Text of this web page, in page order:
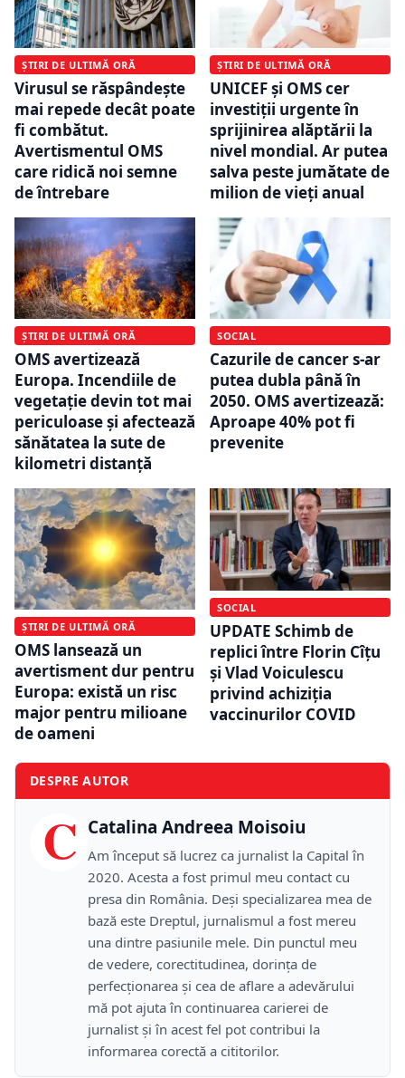
ȘTIRI DE ULTIMĂ ORĂ
Virusul se răspândește
mai repede decât poate
fi combătut.
Avertismentul OMS
care ridică noi semne
de întrebare
ȘTIRI DE ULTIMĂ ORĂ
UNICEF și OMS cer
investiții urgente în
sprijinirea alăptării la
nivel mondial. Ar putea
salva peste jumătate de
milion de vieți anual
ȘTIRI DE ULTIMĂ ORĂ
OMS avertizează
Europa. Incendiile de
vegetație devin tot mai
periculoase și afectează
sănătatea la sute de
kilometri distanță
SOCIAL
Cazurile de cancer s-ar
putea dubla până în
2050. OMS avertizează:
Aproape 40% pot fi
prevenite
ȘTIRI DE ULTIMĂ ORĂ
OMS lansează un
avertisment dur pentru
Europa: există un risc
major pentru milioane
de oameni
SOCIAL
UPDATE Schimb de
replici între Florin Cîțu
și Vlad Voiculescu
privind achiziția
vaccinurilor COVID
DESPRE AUTOR
C Catalina Andreea Moisoiu
Am început să lucrez ca jurnalist la Capital în
2020. Acesta a fost primul meu contact cu
presa din România. Deși specializarea mea de
bază este Dreptul, jurnalismul a fost mereu
una dintre pasiunile mele. Din punctul meu
de vedere, corectitudinea, dorința de
perfecționarea și cea de aflare a adevărului
mă pot ajuta în continuarea carierei de
jurnalist și în acest fel pot contribui la
informarea corectă a cititorilor.